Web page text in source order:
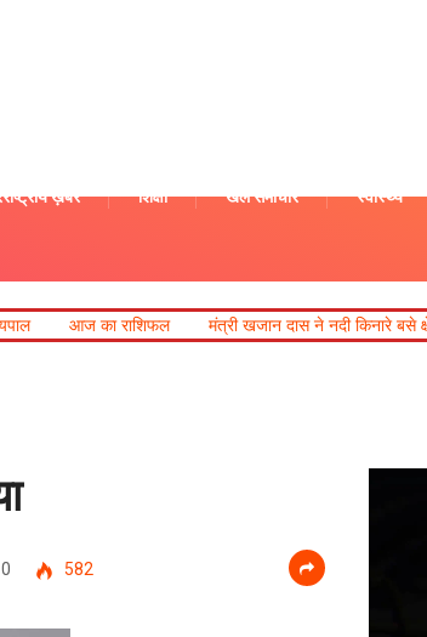
ख़बरें शिक्षा खेल समाचार स्वास्थ्य
मंत्री खजान दास ने नदी किनारे बसे क्षेत्रों का किया दौरा,
0 582